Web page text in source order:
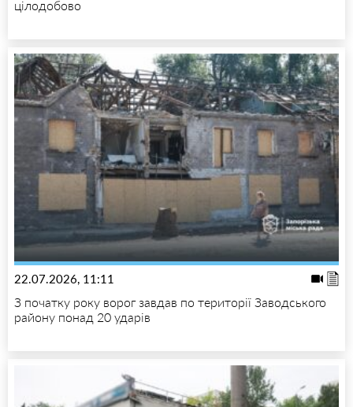
цілодобово
22.07.2026, 11:11
З початку року ворог завдав по території Заводського
району понад 20 ударів